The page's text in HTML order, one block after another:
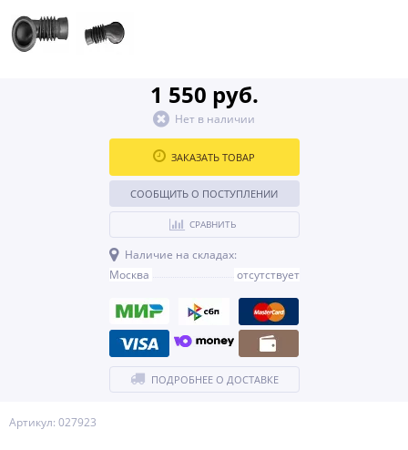
Артикул: 027923
1 550 руб.
Нет в наличии
ЗАКАЗАТЬ ТОВАР
СООБЩИТЬ О ПОСТУПЛЕНИИ
СРАВНИТЬ
Наличие на складах:
Москва
отсутствует
ПОДРОБНЕЕ О ДОСТАВКЕ